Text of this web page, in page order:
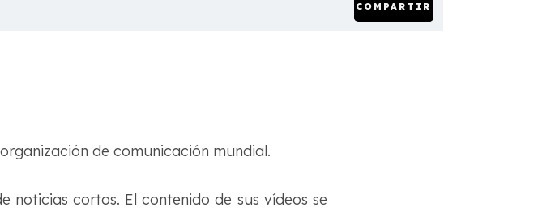
COMPARTIR
de comunicación mundial.
cortos. El contenido de sus vídeos se